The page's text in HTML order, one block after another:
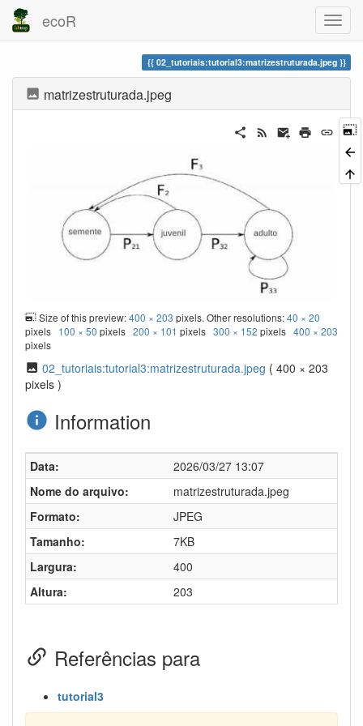
ecoR
02_tutoriais:tutorial3:matrizestruturada.jpeg
matrizestruturada.jpeg
Size of this preview:400 × 203 pixels. Other resolutions:40 × 20
pixels 100 × 50 pixels 200 × 101 pixels 300 × 152 pixels 400 × 203
pixels
02_tutoriais:tutorial3:matrizestruturada.jpeg ( 400 × 203
pixels )
Information
Data:
2026/03/27 13:07
Nome do arquivo:
matrizestruturada.jpeg
Formato:
JPEG
Tamanho:
7KB
Largura:
400
Altura:
203
Referências para
tutorial3